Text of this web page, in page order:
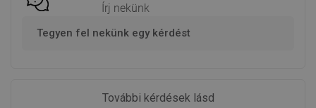
Írj nekünk
Tegyen fel nekünk egy kérdést
További kérdések lásd